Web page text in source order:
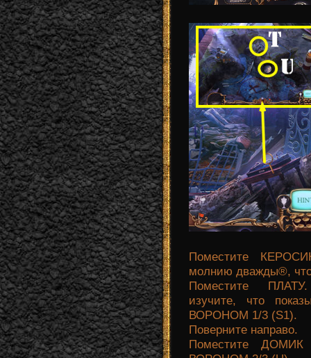
Поместите
молнию дважды®,
Поместите ПЛАТУ.
изучите, что
ВОРОНОМ 1/3 (S1).
Поверните направо.
Поместите